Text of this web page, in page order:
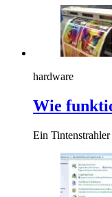
hardware
Wie
Ein